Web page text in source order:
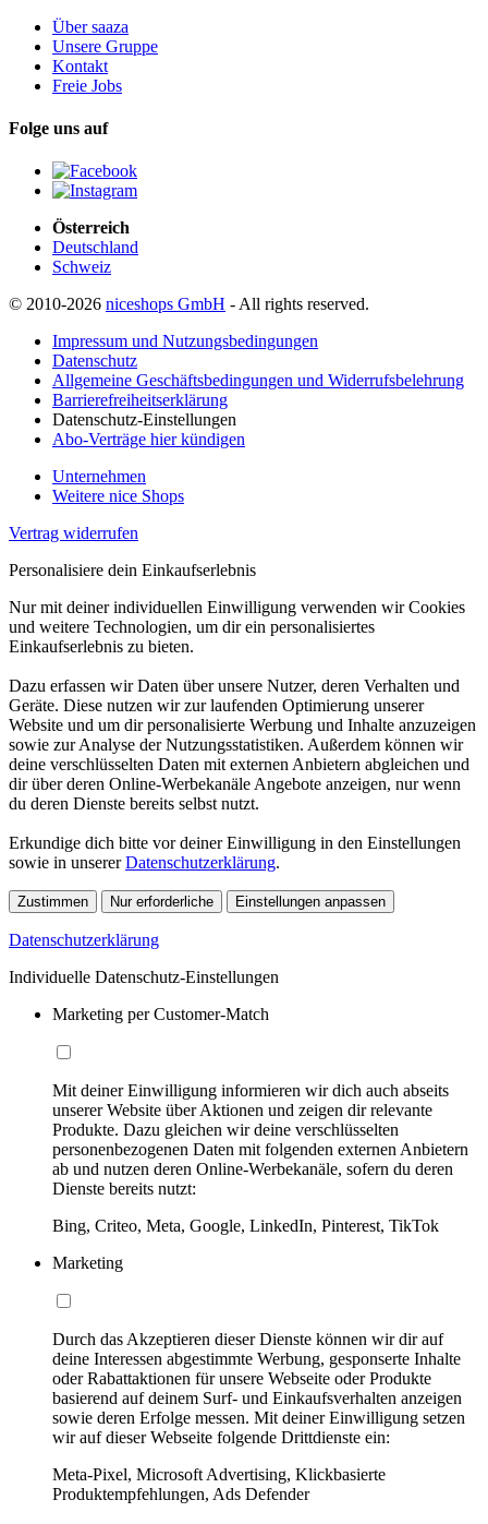
Über saaza
Unsere Gruppe
Kontakt
Freie Jobs
Folge uns auf
Österreich
Deutschland
Schweiz
© 2010-2026 niceshops GmbH - All rights reserved.
Impressum und Nutzungsbedingungen
Datenschutz
Allgemeine Geschäftsbedingungen und Widerrufsbelehrung
Barrierefreiheitserklärung
Datenschutz-Einstellungen
Abo-Verträge hier kündigen
Unternehmen
Weitere nice Shops
Vertrag widerrufen
Personalisiere dein Einkaufserlebnis
Nur mit deiner individuellen Einwilligung verwenden wir Cookies
und weitere Technologien, um dir ein personalisiertes
Einkaufserlebnis zu bieten.
Dazu erfassen wir Daten über unsere Nutzer, deren Verhalten und
Geräte. Diese nutzen wir zur laufenden Optimierung unserer
Website und um dir personalisierte Werbung und Inhalte anzuzeigen
sowie zur Analyse der Nutzungsstatistiken. Außerdem können wir
deine verschlüsselten Daten mit externen Anbietern abgleichen und
dir über deren Online-Werbekanäle Angebote anzeigen, nur wenn
du deren Dienste bereits selbst nutzt.
Erkundige dich bitte vor deiner Einwilligung in den Einstellungen
sowie in unsererDatenschutzerklärung.
Zustimmen Nur erforderliche Einstellungen anpassen
Datenschutzerklärung
Individuelle Datenschutz-Einstellungen
Marketing per Customer-Match
Mit deiner Einwilligung informieren wir dich auch abseits
unserer Website über Aktionen und zeigen dir relevante
Produkte. Dazu gleichen wir deine verschlüsselten
personenbezogenen Daten mit folgenden externen Anbietern
ab und nutzen deren Online-Werbekanäle, sofern du deren
Dienste bereits nutzt:
Bing, Criteo, Meta, Google, LinkedIn, Pinterest, TikTok
Marketing
Durch das Akzeptieren dieser Dienste können wir dir auf
deine Interessen abgestimmte Werbung, gesponserte Inhalte
oder Rabattaktionen für unsere Webseite oder Produkte
basierend auf deinem Surf- und Einkaufsverhalten anzeigen
sowie deren Erfolge messen. Mit deiner Einwilligung setzen
wir auf dieser Webseite folgende Drittdienste ein:
Meta-Pixel, Microsoft Advertising, Klickbasierte
Produktempfehlungen, Ads Defender